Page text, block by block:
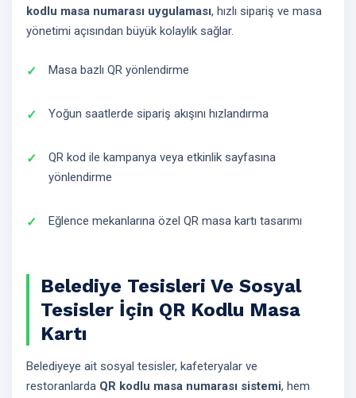
kodlu masa numarası uygulaması, hızlı sipariş ve masa
yönetimi açısından büyük kolaylık sağlar.
Masa bazlı QR yönlendirme
Yoğun saatlerde sipariş akışını hızlandırma
QR kod ile kampanya veya etkinlik sayfasına
yönlendirme
Eğlence mekanlarına özel QR masa kartı tasarımı
Belediye Tesisleri Ve Sosyal
Tesisler İçin QR Kodlu Masa
Kartı
Belediyeye ait sosyal tesisler, kafeteryalar ve
restoranlarda QR kodlu masa numarası sistemi, hem